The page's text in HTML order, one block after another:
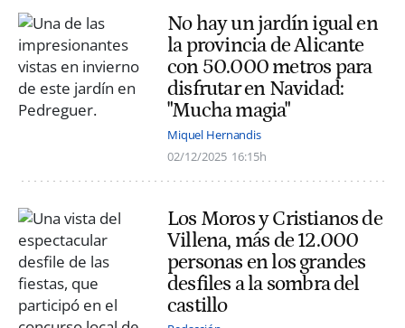
No hay un jardín igual en
la provincia de Alicante
con 50.000 metros para
disfrutar en Navidad:
"Mucha magia"
Miquel Hernandis
02/12/2025 16:15h
Los Moros y Cristianos de
Villena, más de 12.000
personas en los grandes
desfiles a la sombra del
castillo